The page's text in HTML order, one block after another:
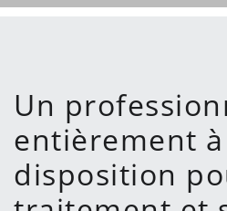
Un
entièrement
disposition